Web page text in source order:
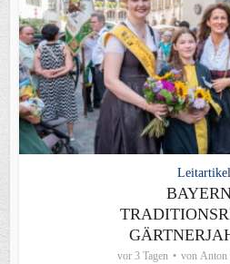
Leitartikel
vor 3 Tagen von Anton